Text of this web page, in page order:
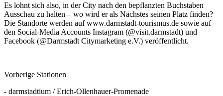
Es lohnt sich also, in der City nach den bepflanzten Buchstaben
Ausschau zu halten – wo wird er als Nächstes seinen Platz finden?
Die Standorte werden auf www.darmstadt-tourismus.de sowie auf
den Social-Media Accounts Instagram (@visit.darmstadt) und
Facebook (@Darmstadt Citymarketing e.V.) veröffentlicht.
Vorherige Stationen
- darmstadtium / Erich-Ollenhauer-Promenade